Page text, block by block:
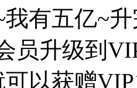
有五亿~
员升级到
可以获赠